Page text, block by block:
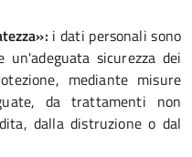
i dati personali sono
sicurezza dei
mediante misure
da trattamenti non
dalla distruzione o dal